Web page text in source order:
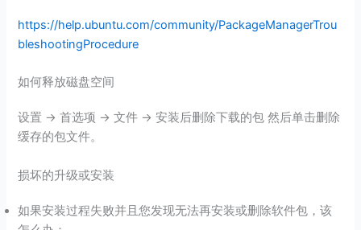
https://help.ubuntu.com/community/PackageManagerTrou
bleshootingProcedure
如何释放磁盘空间
设置 -> 首选项 -> 文件 -> 安装后删除下载的包 然后单击删除
缓存的包文件。
损坏的升级或安装
如果安装过程失败并且您发现无法再安装或删除软件包，该